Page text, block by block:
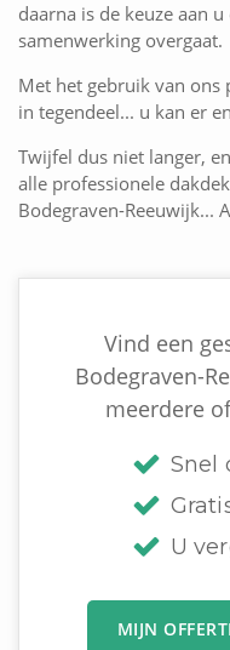
daarna is de keuze aan
samenwerking overgaat.
Met het gebruik van ons
in tegendeel... u kan er
Twijfel dus niet langer,
alle professionele
Bodegraven-Reeuwijk...
Vind een
Bodegraven-
meerdere
Snel
U
MIJN